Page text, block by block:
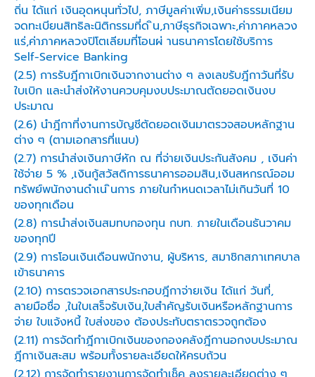
ถิ่น ได้แก่ เงินอุดหนุนทั่วไป, ภาษีมูลค่าเพิ่ม,เงินค่าธรรมเนียม
จดทะเบียนสิทธิละนิติกรรมที่ด ิน,ภาษีธุรกิจเฉพาะ,ค่าภาคหลวง
แร่,ค่าภาคหลวงปิโตเลียมที่โอนผ่ านธนาคารโดยใช้บริการ
Self-Service Banking
(2.5) การรับฎีกาเบิกเงินจากงานต่าง ๆ ลงเลขรับฎีกาวันที่รับ
ใบเบิก และนำส่งให้งานควบคุมงบประมาณตัดยอดเงินงบ
ประมาณ
(2.6) นำฎีกาที่งานการบัญชีตัดยอดเงินมาตรวจสอบหลักฐาน
ต่าง ๆ (ตามเอกสารที่แนบ)
(2.7) การนำส่งเงินภาษีหัก ณ ที่จ่ายเงินประกันสังคม , เงินค่า
ใช้จ่าย 5 % ,เงินกู้สวัสดิการธนาคารออมสิน,เงินสหกรณ์ออม
ทรัพย์พนักงานดำเน ินการ ภายในกำหนดเวลาไม่เกินวันที่ 10
ของทุกเดือน
(2.8) การนำส่งเงินสมทบกองทุน กบท. ภายในเดือนธันวาคม
ของทุกปี
(2.9) การโอนเงินเดือนพนักงาน, ผู้บริหาร, สมาชิกสภาเทศบาล
เข้าธนาคาร
(2.10) การตรวจเอกสารประกอบฎีกาจ่ายเงิน ได้แก่ วันที่,
ลายมือชื่อ ,ในใบเสร็จรับเงิน,ใบสำคัญรับเงินหรือหลักฐานการ
จ่าย ใบแจ้งหนี้ ใบส่งของ ต้องประทับตราตรวจถูกต้อง
(2.11) การจัดทำฎีกาเบิกเงินของกองคลังฎีกานอกงบประมาณ
ฎีกาเงินสะสม พร้อมทั้งรายละเอียดให้ครบถ้วน